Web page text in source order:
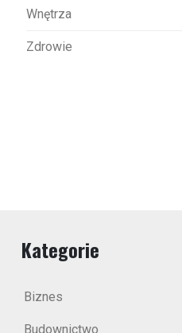
Wnętrza
Zdrowie
Kategorie
Biznes
Budownictwo